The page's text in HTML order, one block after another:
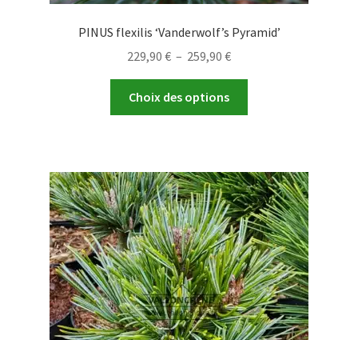
PINUS flexilis ‘Vanderwolf’s Pyramid’
229,90 € – 259,90 €Plage
de
229,90 €
Choix des options
variations.
Les
options
peuvent
être
choisies
sur
la
page